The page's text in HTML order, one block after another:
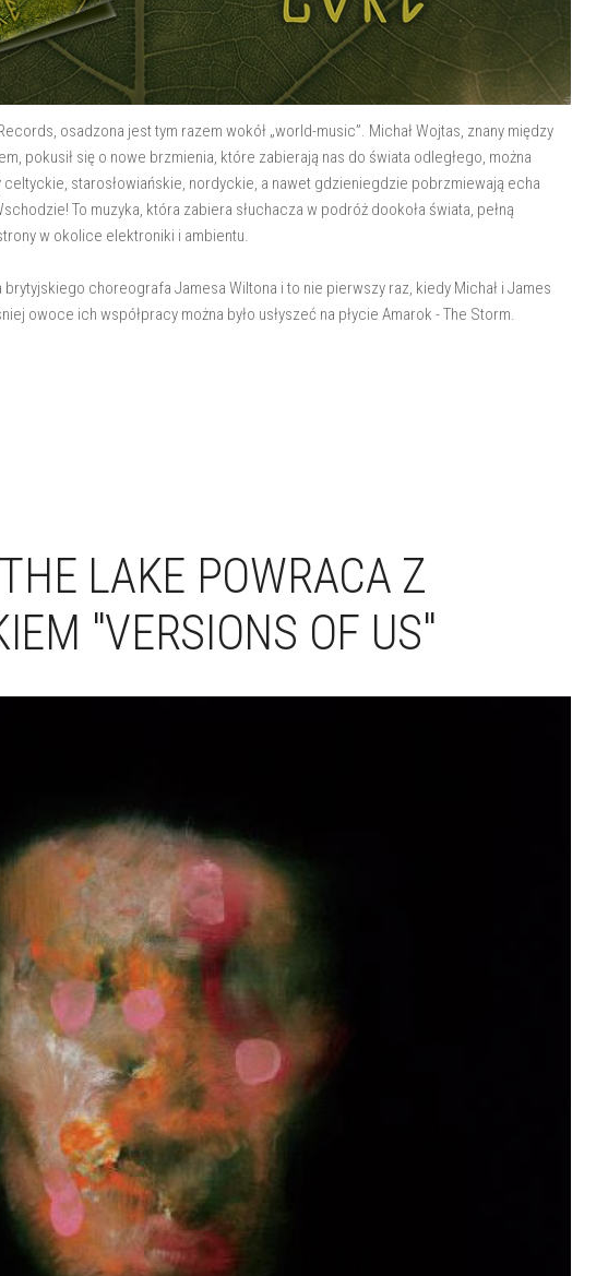
osadzona jest tym razem wokół „world-music”. Michał Wojtas, znany między
pokusił się o nowe brzmienia, które zabierają nas do świata odległego, można
starosłowiańskie, nordyckie, a nawet gdzieniegdzie pobrzmiewają echa
To muzyka, która zabiera słuchacza w podróż dookoła świata, pełną
w okolice elektroniki i ambientu.
choreografa Jamesa Wiltona i to nie pierwszy raz, kiedy Michał i James
owoce ich współpracy można było usłyszeć na płycie Amarok - The Storm.
LAKE POWRACA Z
"VERSIONS OF US"